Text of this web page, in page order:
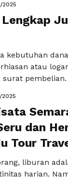
pencemaran
Kondisi ini
sebuah
antara
2025
Lengkap
kebutuhan
atau
surat
Jogja,
perlu
2025
dan
Tour
liburan
harian.